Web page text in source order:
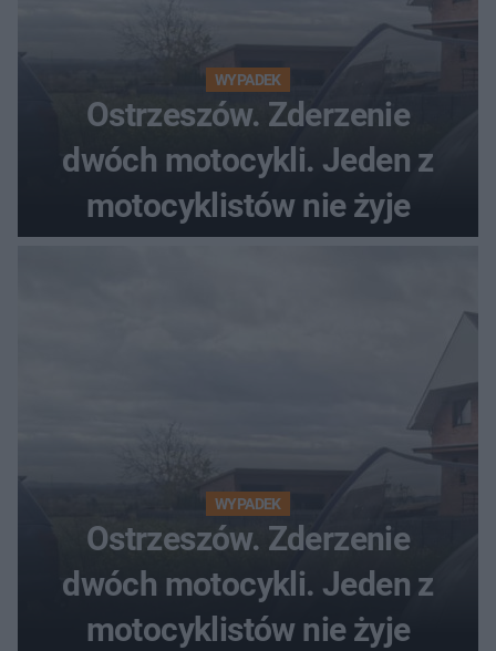
WYPADEK
Ostrzeszów. Zderzenie
dwóch motocykli. Jeden z
motocyklistów nie żyje
WYPADEK
Ostrzeszów. Zderzenie
dwóch motocykli. Jeden z
motocyklistów nie żyje